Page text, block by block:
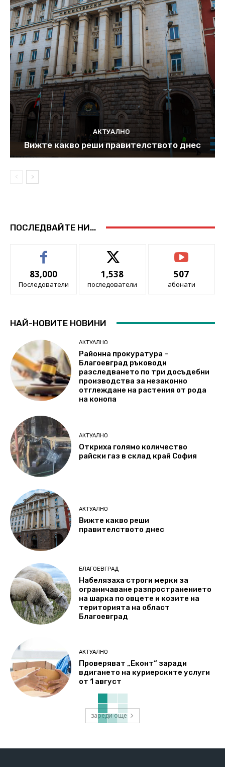
АКТУАЛНО
Вижте какво реши правителството днес
ПОСЛЕДВАЙТЕ НИ...
83,000
Последователи
1,538
последователи
507
абонати
НАЙ-НОВИТЕ НОВИНИ
АКТУАЛНО
Районна прокуратура –
Благоевград ръководи
разследването по три досъдебни
производства за незаконно
отглеждане на растения от рода
на конопа
АКТУАЛНО
Откриха голямо количество
райски газ в склад край София
АКТУАЛНО
Вижте какво реши
правителството днес
БЛАГОЕВГРАД
Набелязаха строги мерки за
ограничаване разпространението
на шарка по овцете и козите на
територията на област
Благоевград
АКТУАЛНО
Проверяват „Еконт“ заради
вдигането на куриерските услуги
от 1 август
зареди още